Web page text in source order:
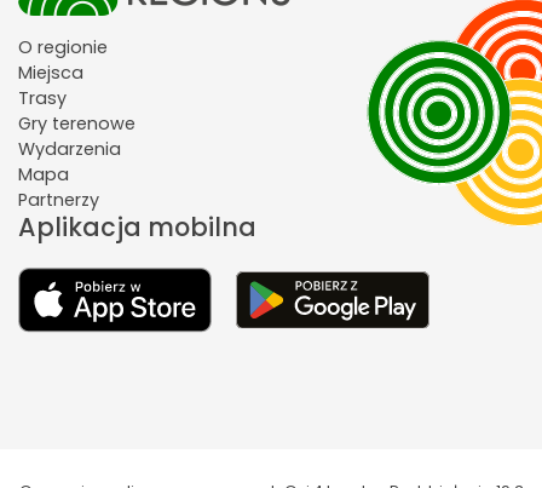
O regionie
Miejsca
Trasy
Gry terenowe
Wydarzenia
Mapa
Partnerzy
Aplikacja mobilna